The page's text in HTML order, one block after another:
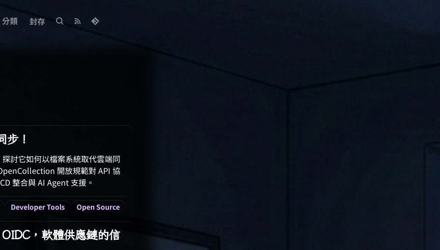
分類 封存
步！
討它如何以檔案系統取代雲端同
開放規範對 API 協
整合與 AI Agent 支援。
Developer Tools Open Source
，軟體供應鏈的信